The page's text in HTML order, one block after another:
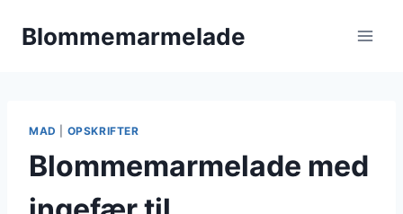
Blommemarmelade
MAD OPSKRIFTER
Blommemarmelade med